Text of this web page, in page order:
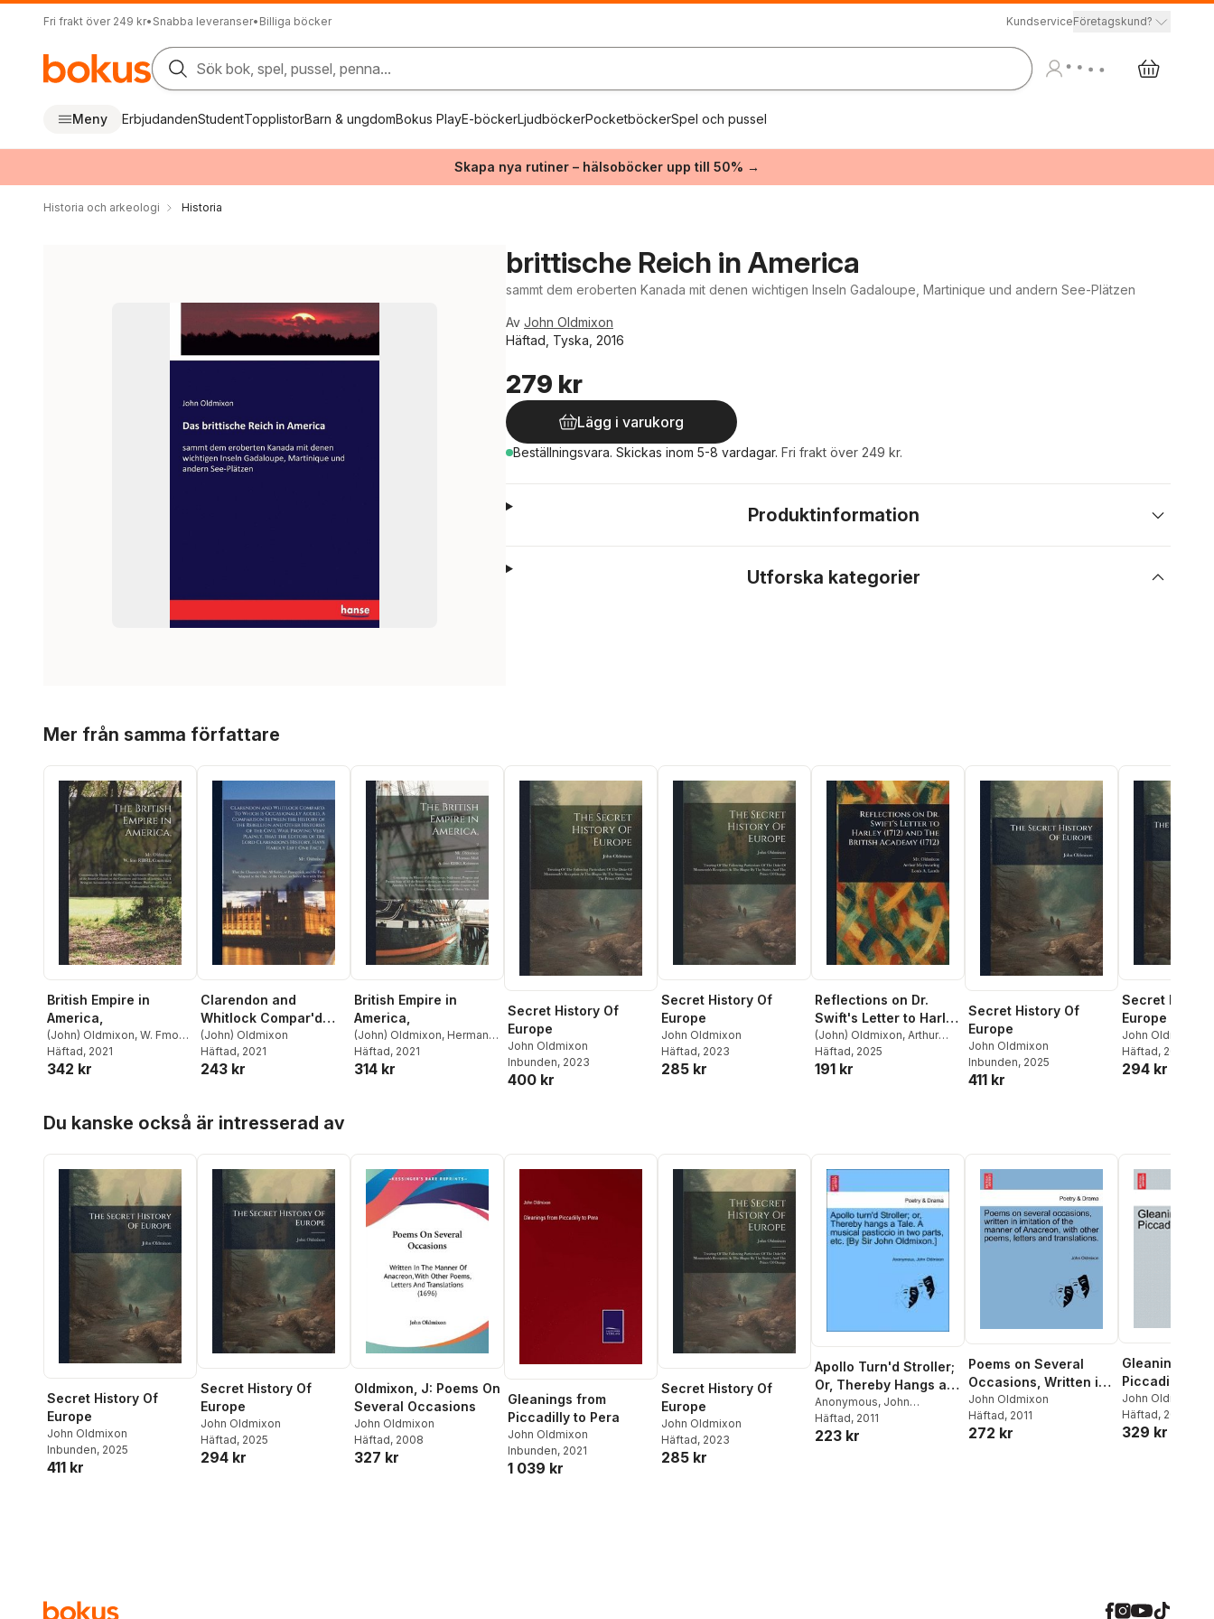
Fri frakt över 249 kr• Snabba leveranser• Billiga böcker KundserviceFöretagskund?
Sök bok, spel, pussel, penna...
Meny ErbjudandenStudentTopplistorBarn & ungdomBokus PlayE-böckerLjudböckerPocketböckerSpel och pussel
Skapa nya rutiner – hälsoböcker upp till 50% →
Historia och arkeologi Historia
brittische Reich in America
sammt dem eroberten Kanada mit denen wichtigen Inseln Gadaloupe, Martinique und andern See-Plätzen
Av John Oldmixon
Häftad, Tyska, 2016
279 kr
Lägg i varukorg
Beställningsvara. Skickas inom 5-8 vardagar. Fri frakt över 249 kr.
Produktinformation
Utforska kategorier
Mer från samma författare
British Empire in
America,
(John) Oldmixon, W. Fmo
Ribrl Courtenay
Häftad, 2021
342 kr
Clarendon and
Whitlock Compar'd
[microform]. To Which
is Occasionally Added,
A Comparison
Other Histories of the
Editors of the Lord
Clarendon's History,
Have Hardly...
(John) Oldmixon
Häftad, 2021
243 kr
British Empire in
America,
(John) Oldmixon, Herman
D. Moll, A. Fmo Ribrl
Robinson
Häftad, 2021
314 kr
Secret History Of
Europe
John Oldmixon
Inbunden, 2023
400 kr
Secret History Of
Europe
John Oldmixon
Häftad, 2023
285 kr
Reflections on Dr.
Swift's Letter to Harley
(1712) and The British
Academy (1712)
(John) Oldmixon, Arthur
Maynwaring,
Häftad, 2025
191 kr
Secret History Of
Europe
John Oldmixon
Inbunden, 2025
411 kr
Secret
Europe
John Oldmixon
Häftad, 2025
294 kr
Du kanske också är intresserad av
Secret History Of
Europe
John Oldmixon
Inbunden, 2025
411 kr
Secret History Of
Europe
John Oldmixon
Häftad, 2025
294 kr
Oldmixon, J: Poems On
Several Occasions
John Oldmixon
Häftad, 2008
327 kr
Gleanings from
Piccadilly to Pera
John Oldmixon
Inbunden, 2021
1 039 kr
Secret History Of
Europe
John Oldmixon
Häftad, 2023
285 kr
Apollo Turn'd Stroller;
Or, Thereby Hangs a
Tale. a Musical
Pasticcio in Two Parts,
Etc. [by Sir John
Anonymous, John
Oldmixon
Häftad, 2011
223 kr
Poems on Several
Occasions, Written in
Imitation of the
Manner of Anacreon,
with Other Poems,
John Oldmixon
Häftad, 2011
272 kr
Gleanings
Piccadilly to
John Oldmixon
Häftad, 2011
329 kr